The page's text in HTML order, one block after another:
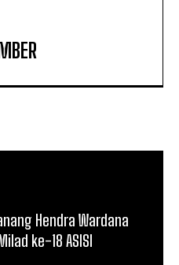
Hendra Wardana
ke-18 ASISI